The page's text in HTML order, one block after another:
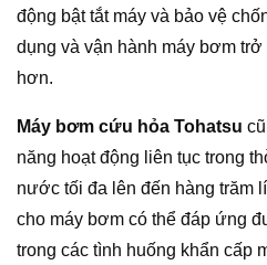
động bật tắt máy và bảo vệ
dụng và vận hành máy bơm
hơn.
Máy bơm cứu hỏa Tohatsu
năng hoạt động liên tục trong
nước tối đa lên đến hàng trăm
cho máy bơm có thể đáp ứng
trong các tình huống khẩn cấp